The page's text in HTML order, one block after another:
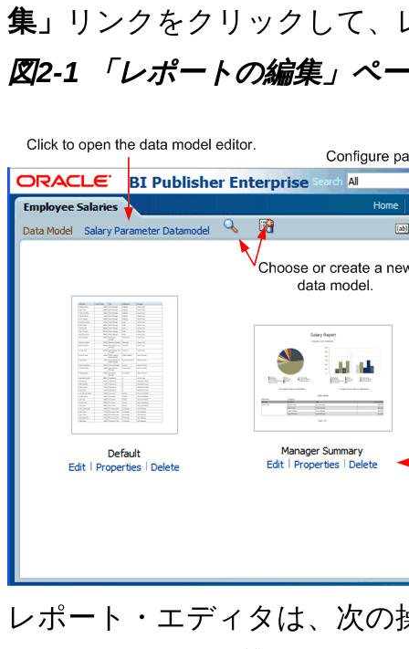
集」
リンクをクリックして
図2-1 「レポートの編集」ペ
レポート・エディタは、次の